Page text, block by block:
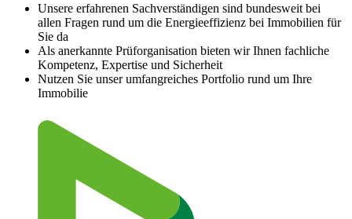
Unsere erfahrenen Sachverständigen sind bundesweit bei
allen Fragen rund um die Energieeffizienz bei Immobilien für
Sie da
Als anerkannte Prüforganisation bieten wir Ihnen fachliche
Kompetenz, Expertise und Sicherheit
Nutzen Sie unser umfangreiches Portfolio rund um Ihre
Immobilie